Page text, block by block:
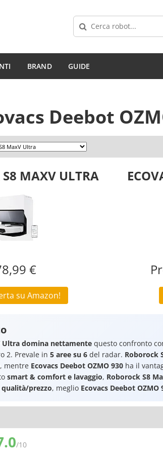
BRAND GUIDE
Deebot
S8 MAXV ULTRA
€
su Amazon!
Ultra domina nettamente questo confronto
2. Prevale in 5 aree su 6 del radar. Roborock
, mentre Ecovacs Deebot OZMO 930 ha il
smart & comfort e lavaggio, Roborock S8
prezzo, meglio Ecovacs Deebot OZMO
/10